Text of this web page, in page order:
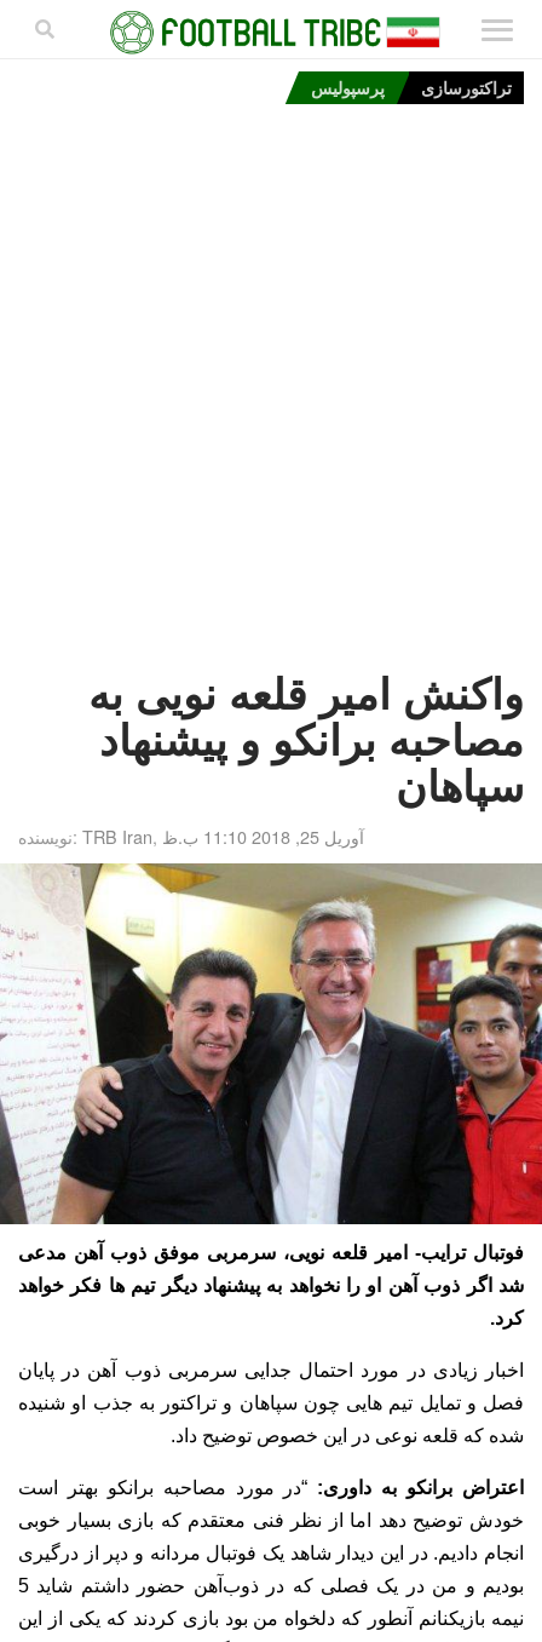
تراکتورسازی پرسپولیس
واکنش امیر قلعه نویی به
مصاحبه برانکو و پیشنهاد
سپاهان
نویسنده:TRB Iran, آوریل 25, 2018 11:10 ب.ظ
فوتبال ترایب- امیر قلعه نویی، سرمربی موفق ذوب آهن مدعی
شد اگر ذوب آهن او را نخواهد به پیشنهاد دیگر تیم ها فکر خواهد
کرد.
اخبار زیادی در مورد احتمال جدایی سرمربی ذوب آهن در پایان
فصل و تمایل تیم هایی چون سپاهان و تراکتور به جذب او شنیده
شده که قلعه نوعی در این خصوص توضیح داد.
اعتراض برانکو به داوری:“در مورد مصاحبه برانکو بهتر است
خودش توضیح دهد اما از نظر فنی معتقدم که بازی بسیار خوبی
انجام دادیم. در این دیدار شاهد یک فوتبال مردانه و دپر از درگیری
بودیم و من در یک فصلی که در ذوب‌آهن حضور داشتم شاید 5
نیمه بازیکنانم آنطور که دلخواه من بود بازی کردند که یکی از این